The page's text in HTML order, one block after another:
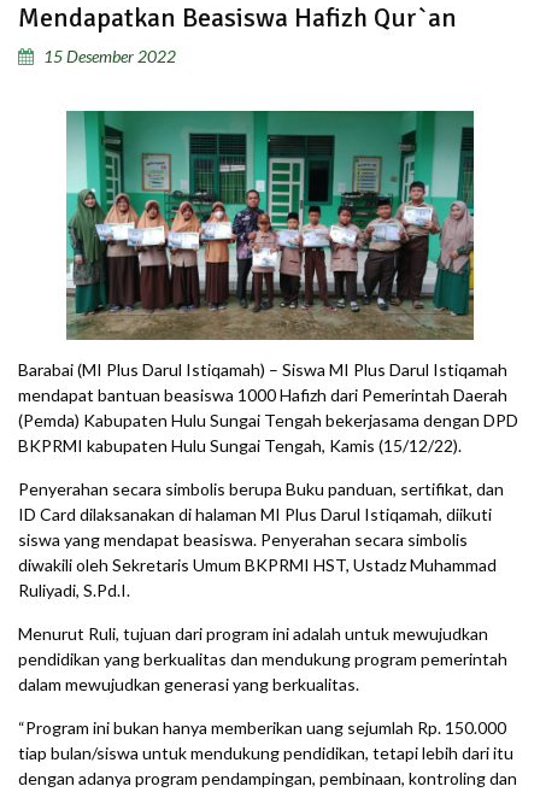
Mendapatkan Beasiswa Hafizh Qur`an
15 Desember 2022
Barabai (MI Plus Darul Istiqamah) – Siswa MI Plus Darul Istiqamah
mendapat bantuan beasiswa 1000 Hafizh dari Pemerintah Daerah
(Pemda) Kabupaten Hulu Sungai Tengah bekerjasama dengan DPD
BKPRMI kabupaten Hulu Sungai Tengah, Kamis (15/12/22).
Penyerahan secara simbolis berupa Buku panduan, sertifikat, dan
ID Card dilaksanakan di halaman MI Plus Darul Istiqamah, diikuti
siswa yang mendapat beasiswa. Penyerahan secara simbolis
diwakili oleh Sekretaris Umum BKPRMI HST, Ustadz Muhammad
Ruliyadi, S.Pd.I.
Menurut Ruli, tujuan dari program ini adalah untuk mewujudkan
pendidikan yang berkualitas dan mendukung program pemerintah
dalam mewujudkan generasi yang berkualitas.
“Program ini bukan hanya memberikan uang sejumlah Rp. 150.000
tiap bulan/siswa untuk mendukung pendidikan, tetapi lebih dari itu
dengan adanya program pendampingan, pembinaan, kontroling dan